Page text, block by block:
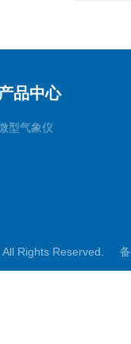
品中心
型气象仪
All Rights Reserved.